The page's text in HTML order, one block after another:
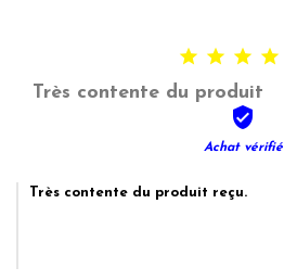
   
Très contente du produit

Achat vérifié
Très contente du produit reçu.